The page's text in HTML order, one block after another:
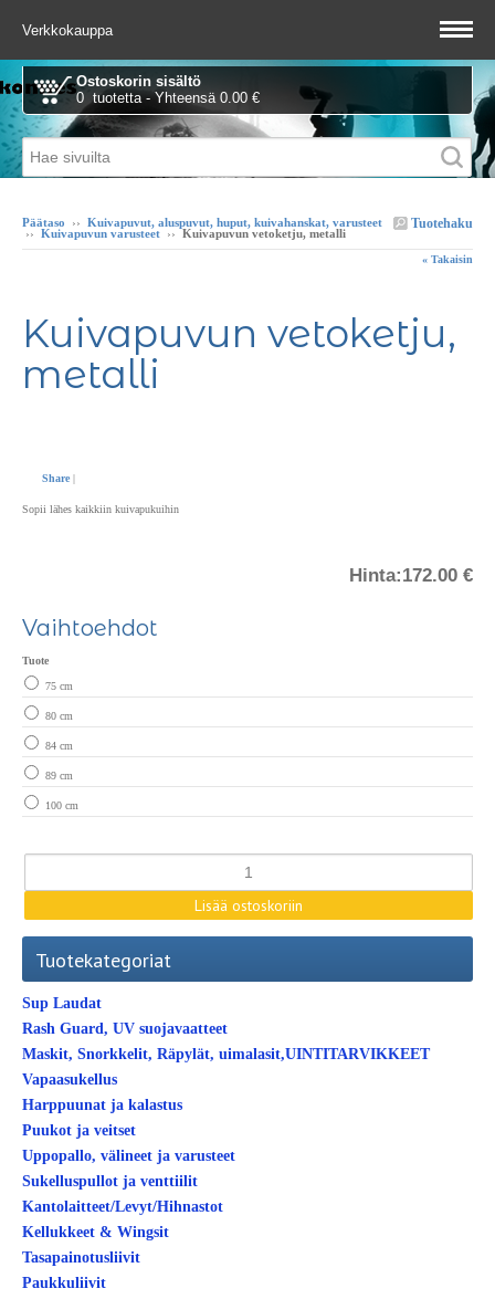
Verkkokauppa
Ostoskorin sisältö
0 tuotetta - Yhteensä 0.00 €
Tuotehaku
Päätaso ›› Kuivapuvut, aluspuvut, huput, kuivahanskat, varusteet
›› Kuivapuvun varusteet ››Kuivapuvun vetoketju, metalli
« Takaisin
Kuivapuvun vetoketju,
metalli
Share |
Sopii lähes kaikkiin kuivapukuihin
Hinta:172.00 €
Vaihtoehdot
Tuote
75 cm
80 cm
84 cm
89 cm
100 cm
Tuotekategoriat
Sup Laudat
Rash Guard, UV suojavaatteet
Maskit, Snorkkelit, Räpylät, uimalasit,UINTITARVIKKEET
Vapaasukellus
Harppuunat ja kalastus
Puukot ja veitset
Uppopallo, välineet ja varusteet
Sukelluspullot ja venttiilit
Kantolaitteet/Levyt/Hihnastot
Kellukkeet & Wingsit
Tasapainotusliivit
Paukkuliivit